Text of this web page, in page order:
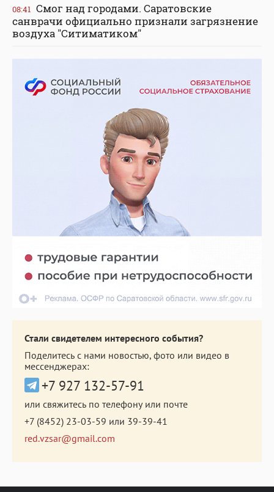
08:41 Смог над городами. Саратовские
санврачи официально признали загрязнение
воздуха "Ситиматиком"
Стали свидетелем интересного события?
Поделитесь с нами новостью, фото или видео в
мессенджерах:
+7 927 132-57-91
или свяжитесь по телефону или почте
+7 (8452) 23-03-59 или 39-39-41
red.vzsar@gmail.com